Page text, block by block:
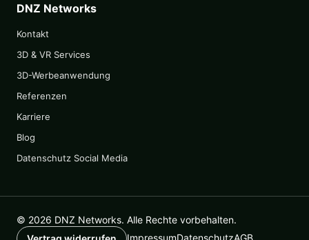
DNZ Networks
Kontakt
3D & VR Services
3D-Werbeanwendung
Referenzen
Karriere
Blog
Datenschutz Social Media
© 2026 DNZ Networks. Alle Rechte vorbehalten.